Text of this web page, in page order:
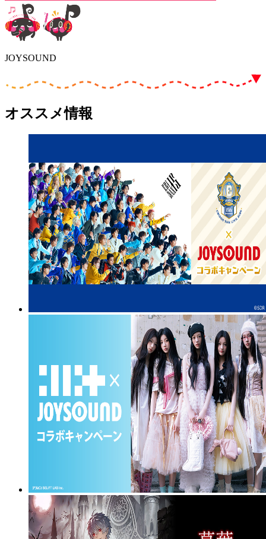
JOYSOUND
オススメ情報